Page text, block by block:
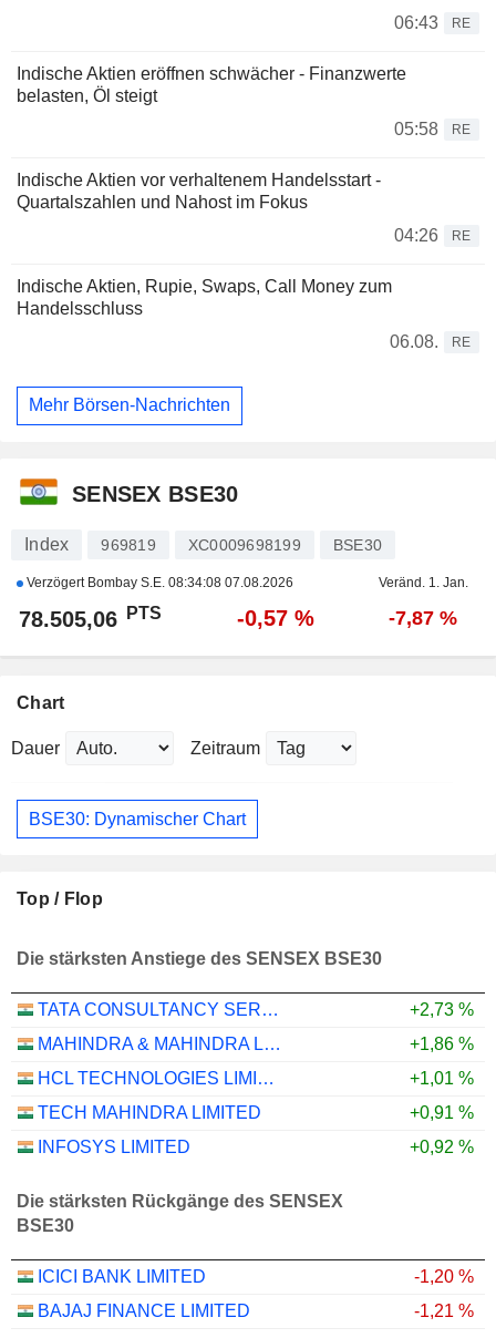
06:43
RE
Indische Aktien eröffnen schwächer - Finanzwerte
belasten, Öl steigt
05:58
RE
Indische Aktien vor verhaltenem Handelsstart -
Quartalszahlen und Nahost im Fokus
04:26
RE
Indische Aktien, Rupie, Swaps, Call Money zum
Handelsschluss
06.08.
RE
Mehr Börsen-Nachrichten
SENSEX BSE30
Index 969819 XC0009698199 BSE30
Verzögert Bombay S.E. 08:34:08 07.08.2026 Veränd. 1. Jan.
78.505,06 PTS -0,57 % -7,87 %
Chart
Dauer Zeitraum
BSE30: Dynamischer Chart
Top / Flop
Die stärksten Anstiege des SENSEX BSE30
TATA CONSULTANCY SERVICES LTD.
+2,73 %
MAHINDRA & MAHINDRA LIMITED
+1,86 %
HCL TECHNOLOGIES LIMITED
+1,01 %
TECH MAHINDRA LIMITED
+0,91 %
INFOSYS LIMITED
+0,92 %
Die stärksten Rückgänge des SENSEX
BSE30
ICICI BANK LIMITED
-1,20 %
BAJAJ FINANCE LIMITED
-1,21 %